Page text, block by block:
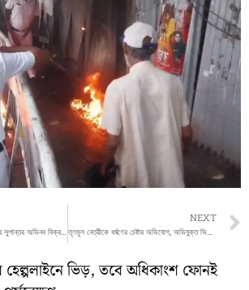
NEXT
তৃণমূল নেত্রীকে ধর্ষণের চেষ্টার অভিযোগ, অভিযুক্ত ভিলেজ পুলিশ-সহ চারজন, হুমকির মুখে নির্যাতিতা
হেল্পলাইনে ভিড়, তবে অধিকাংশ ফোনই